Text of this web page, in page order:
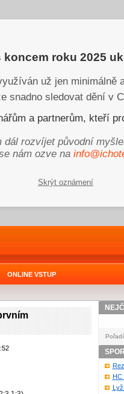
roku 2025
už jen minimálně
snadno sledovat dění v
a partnerům, kteří
dál rozvíjet původní
nám ozve na
Skrýt oznámení
ONLINE VSTUP
HC